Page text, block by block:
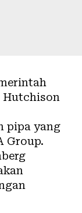
Hutchison
pipa yang
Group.